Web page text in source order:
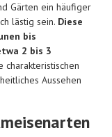
Gärten ein häufiger
lästig sein. Diese
bis
2 bis 3
charakteristischen
Aussehen